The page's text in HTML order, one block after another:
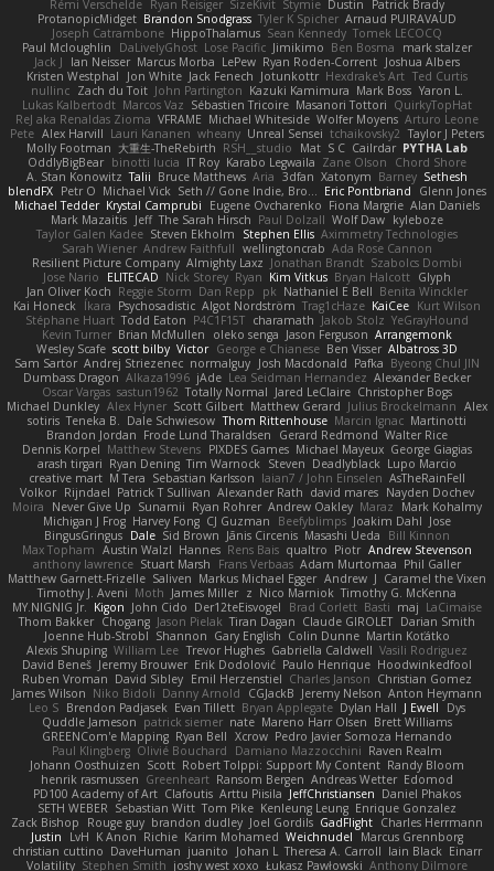
Rémi Verschelde Ryan Reisiger SizeKivit Stymie Dustin
Patrick Brady
ProtanopicMidget Brandon Snodgrass Tyler K Spicher Arnaud PUIRAVAUD
Joseph Catrambone HippoThalamus Sean Kennedy Tomek LECOCQ
Paul Mcloughlin
DaLivelyGhost Lose Pacific Jimikimo Ben Bosma
mark stalzer
Jack J
Ian Neisser Marcus Morba LePew Ryan Roden-Corrent Joshua Albers
Kristen Westphal
Jon White Jack Fenech Jotunkottr Hexdrake's Art Ted Curtis
nullinc Zach du Toit John Partington Kazuki Kamimura Mark Boss Yaron L.
Lukas Kalbertodt Marcos Vaz Sébastien Tricoire Masanori Tottori QuirkyTopHat
ReJ aka Renaldas Zioma VFRAME Michael Whiteside Wolfer Moyens Arturo Leone
Pete Alex Harvill Lauri Kananen wheany Unreal Sensei tchaikovsky2 Taylor J Peters
Molly Footman 大重生-TheRebirth RSH__studio Mat S C Cailrdar PYTHA Lab
OddlyBigBear binotti lucia IT Roy Karabo Legwaila Zane Olson
Chord Shore
A. Stan Konowitz Talii Bruce Matthews Aria 3dfan Xatonym Barney Sethesh
blendFX Petr O Michael Vick Seth // Gone Indie, Bro... Eric Pontbriand
Glenn Jones
Michael Tedder Krystal Camprubi Eugene Ovcharenko Fiona Margrie Alan Daniels
Mark Mazaitis Jeff The Sarah Hirsch Paul Dolzall Wolf Daw kyleboze
Taylor Galen Kadee Steven Ekholm Stephen Ellis Aximmetry Technologies
Sarah Wiener Andrew Faithfull wellingtoncrab Ada Rose Cannon
Resilient Picture Company Almighty Laxz Jonathan Brandt Szabolcs Dombi
Jose Nario
ELITECAD Nick Storey Ryan Kim Vitkus Bryan Halcott Glyph
Jan Oliver Koch Reggie Storm Dan Repp pk Nathaniel E Bell Benita Winckler
Kai Honeck
Íkara Psychosadistic Algot Nordström Trag1cHaze KaiCee Kurt Wilson
Stéphane Huart Todd Eaton P4C1F15T charamath Jakob Stolz YeGrayHound
Kevin Turner Brian McMullen oleko senga Jason Ferguson Arrangemonk
Wesley Scafe scott bilby Victor George e Chianese Ben Visser Albatross 3D
Sam Sartor Andrej Striezenec normalguy Josh Macdonald Pafka Byeong Chul JIN
Dumbass Dragon Alkaza1996 jAde Lea Seidman Hernandez Alexander Becker
Oscar Vargas sastun1962 Totally Normal Jared LeClaire Christopher Bogs
Michael Dunkley Alex Hyner Scott Gilbert Matthew Gerard Julius Brockelmann Alex
sotiris Teneka B. Dale Schwiesow Thom Rittenhouse Marcin Ignac Martinotti
Brandon Jordan Frode Lund Tharaldsen Gerard Redmond Walter Rice
Dennis Korpel Matthew Stevens PIXDES Games Michael Mayeux George Giagias
arash tirgari Ryan Dening Tim Warnock Steven Deadlyblack Lupo Marcio
creative mart M Tera Sebastian Karlsson Iaian7 / John Einselen AsTheRainFell
Volkor Rijndael Patrick T Sullivan Alexander Rath david mares Nayden Dochev
Moira
Never Give Up Sunamii Ryan Rohrer Andrew Oakley Maraz
Mark Kohalmy
Michigan J Frog Harvey Fong CJ Guzman Beefyblimps Joakim Dahl Jose
BingusGringus Dale Sid Brown Jānis Circenis Masashi Ueda
Bill Kinnon
Max Topham Austin Walzl Hannes Rens Bais qualtro Piotr Andrew Stevenson
anthony lawrence Stuart Marsh Frans Verbaas Adam Murtomaa Phil Galler
Matthew Garnett-Frizelle Saliven Markus Michael Egger Andrew J Caramel the Vixen
Timothy J. Aveni Moth James Miller z Nico Marniok Timothy G. McKenna
MY.NIGNIG Jr.
Kigon John Cido Der12teEisvogel Brad Corlett Basti maj LaCimaise
Thom Bakker Chogang Jason Pielak Tiran Dagan Claude GIROLET Darian Smith
Joenne Hub-Strobl Shannon Gary English Colin Dunne Martin Koťátko
Alexis Shuping William Lee Trevor Hughes Gabriella Caldwell Vasili Rodriguez
David Beneš Jeremy Brouwer Erik Dodolović Paulo Henrique Hoodwinkedfool
Ruben Vroman David Sibley Emil Herzenstiel Charles Janson Christian Gomez
James Wilson Niko Bidoli Danny Arnold CGJackB Jeremy Nelson Anton Heymann
Leo S Brendon Padjasek Evan Tillett Bryan Applegate Dylan Hall J Ewell
Dys
Quddle Jameson patrick siemer nate Mareno Harr Olsen Brett Williams
GREENCom'e Mapping Ryan Bell Xcrow Pedro Javier Somoza Hernando
Paul Klingberg Olivié Bouchard Damiano Mazzocchini Raven Realm
Johann Oosthuizen Scott Robert Tolppi: Support My Content Randy Bloom
henrik rasmussen Greenheart Ransom Bergen Andreas Wetter Edomod
PD100 Academy of Art Clafoutis Arttu Piisila JeffChristiansen Daniel Phakos
SETH WEBER Sebastian Witt Tom Pike Kenleung Leung Enrique Gonzalez
Zack Bishop
Rouge guy brandon dudley Joel Gordils GadFlight Charles Herrmann
Justin
LvH K Anon Richie Karim Mohamed Weichnudel
Marcus Grennborg
christian cuttino DaveHuman juanito Johan L Theresa A. Carroll Iain Black Einarr
Volatility Stephen Smith joshy west xoxo Łukasz Pawłowski Anthony Dilmore